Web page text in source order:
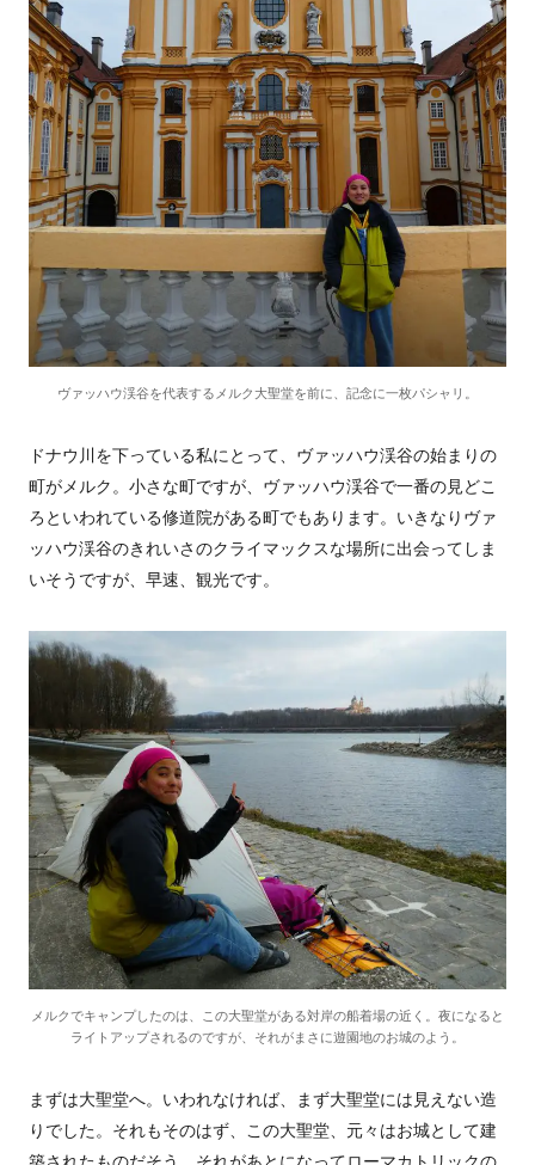
ヴァッハウ渓谷を代表するメルク大聖堂を前に、記念に一枚パシャリ。
ドナウ川を下っている私にとって、ヴァッハウ渓谷の始まりの
町がメルク。小さな町ですが、ヴァッハウ渓谷で一番の見どこ
ろといわれている修道院がある町でもあります。いきなりヴァ
ッハウ渓谷のきれいさのクライマックスな場所に出会ってしま
いそうですが、早速、観光です。
メルクでキャンプしたのは、この大聖堂がある対岸の船着場の近く。夜になると
ライトアップされるのですが、それがまさに遊園地のお城のよう。
まずは大聖堂へ。いわれなければ、まず大聖堂には見えない造
りでした。それもそのはず、この大聖堂、元々はお城として建